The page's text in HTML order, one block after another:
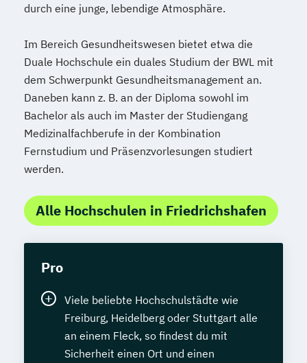
durch eine junge, lebendige Atmosphäre.
Im Bereich Gesundheitswesen bietet etwa die
Duale Hochschule ein duales Studium der BWL mit
dem Schwerpunkt Gesundheitsmanagement an.
Daneben kann z. B. an der Diploma sowohl im
Bachelor als auch im Master der Studiengang
Medizinalfachberufe in der Kombination
Fernstudium und Präsenzvorlesungen studiert
werden.
Alle Hochschulen in Friedrichshafen
Pro
Viele beliebte Hochschulstädte wie
Freiburg, Heidelberg oder Stuttgart alle
an einem Fleck, so findest du mit
Sicherheit einen Ort und einen